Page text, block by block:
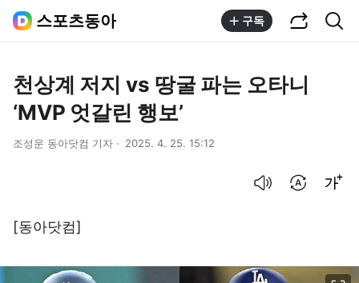
스포츠동아 구독
천상계 저지 vs 땅굴 파는 오타니
‘MVP 엇갈린 행보’
조성운 동아닷컴 기자 2025. 4. 25. 15:12
[동아닷컴]